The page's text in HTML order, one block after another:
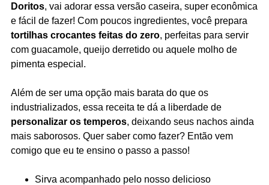
Doritos, vai adorar essa versão caseira, super econômica
e fácil de fazer! Com poucos ingredientes, você prepara
tortilhas crocantes feitas do zero, perfeitas para servir
com guacamole, queijo derretido ou aquele molho de
pimenta especial.
Além de ser uma opção mais barata do que os
industrializados, essa receita te dá a liberdade de
personalizar os temperos, deixando seus nachos ainda
mais saborosos. Quer saber como fazer? Então vem
comigo que eu te ensino o passo a passo!
Sirva acompanhado pelo nosso delicioso